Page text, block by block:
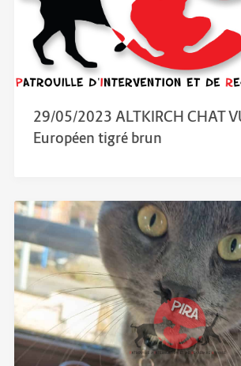
29/05/2023 ALTKIRCH CHAT
Européen tigré brun